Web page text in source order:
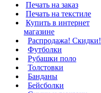
Печать на заказ
Печать на текстиле
Купить в интернет
магазине
Распродажа! Скидки!
Футболки
Рубашки поло
Толстовки
Банданы
Бейсболки